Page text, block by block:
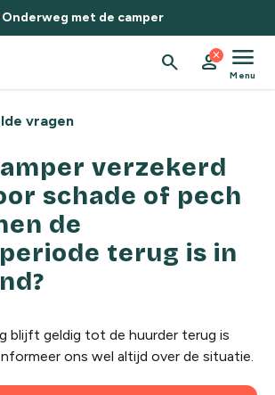
Onderweg met de camper
search person
close menu
Menu
vragen
verzekerd
schade of pech
de
terug is in
blijft geldig tot de huurder terug is
ons wel altijd over de situatie.